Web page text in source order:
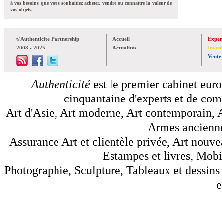
à vos besoins que vous souhaitiez acheter, vendre ou connaître la valeur de
vos objets.
©Authenticite Partnership
2008 - 2025
Accueil
Actualités
Vente
Authenticitéest le premier cabinet
cinquantaine d'experts et de
Art d'Asie, Art moderne, Art contemporain,
Armes
Assurance Art et clientèle privée, Art
Estampes et livres,
Photographie, Sculpture, Tableaux et